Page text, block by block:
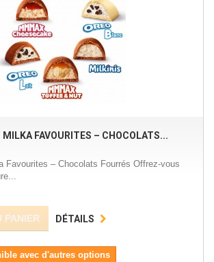
FAVOURITES – CHOCOLATS...
Favourites – Chocolats Fourrés Offrez-vous
PANIER DÉTAILS
avec d'autres options